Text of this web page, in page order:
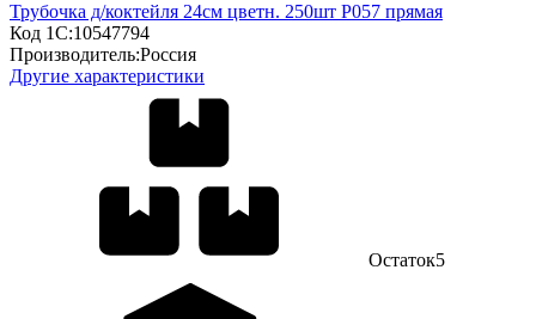
Трубочка д/коктейля 24см цветн. 250шт Р057 прямая
Код 1С:10547794
Производитель:Россия
Другие характеристики
Остаток5